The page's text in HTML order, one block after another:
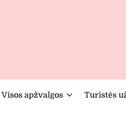
Visos apžvalgos Turistės